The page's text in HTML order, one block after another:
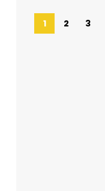
1 2 3